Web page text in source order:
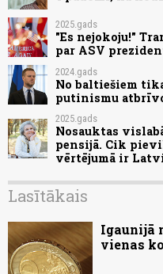
2025.gads
"Es nejokoju!"
par ASV
2024.gads
No baltiešiem
putinismu
2025.gads
Nosauktas
pensijā. Cik
vērtējumā ir
Lasītākais
Igaunijā
vienas